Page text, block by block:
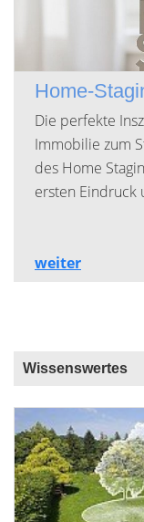
Wissenswertes
Home-
Die perfekte
Immobilie zum
des Home
ersten Eindruck
weiter